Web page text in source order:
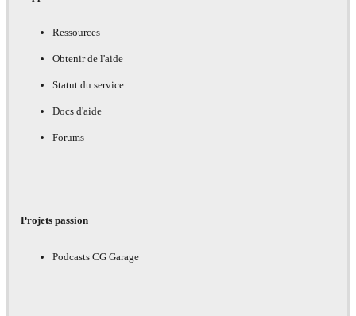
Ressources
Obtenir de l'aide
Statut du service
Docs d'aide
Forums
Projets passion
Podcasts CG Garage